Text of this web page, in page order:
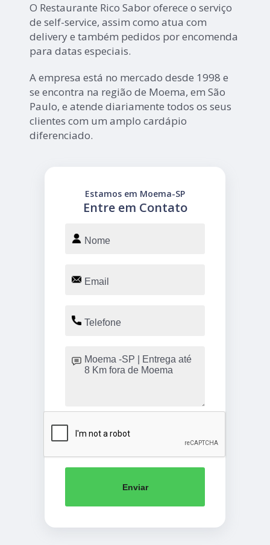
O Restaurante Rico Sabor oferece o serviço
de self-service, assim como atua com
delivery e também pedidos por encomenda
para datas especiais.
A empresa está no mercado desde 1998 e
se encontra na região de Moema, em São
Paulo, e atende diariamente todos os seus
clientes com um amplo cardápio
diferenciado.
Entre em Contato
Estamos em Moema-SP
Enviar